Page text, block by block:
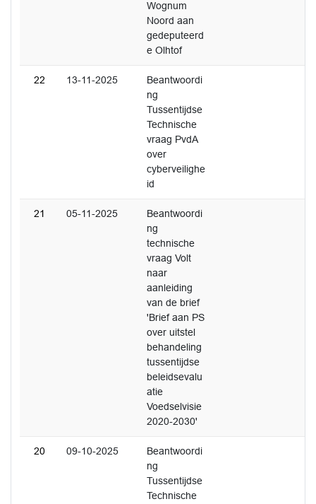
Wognum
Noord aan
gedeputeerd
e Olhtof
22 13-11-2025
Beantwoordi
ng
Tussentijdse
Technische
vraag PvdA
over
cyberveilighe
id
21 05-11-2025
Beantwoordi
ng
technische
vraag Volt
naar
aanleiding
van de brief
'Brief aan PS
over uitstel
behandeling
tussentijdse
beleidsevalu
atie
Voedselvisie
2020-2030'
20 09-10-2025
Beantwoordi
ng
Tussentijdse
Technische